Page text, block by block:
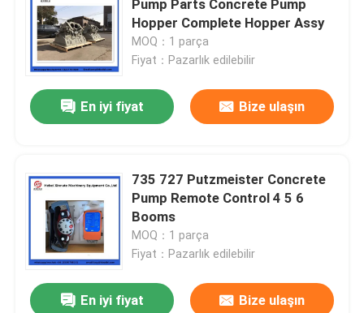
Pump Parts Concrete Pump
Hopper Complete Hopper Assy
MOQ：1 parça
Fiyat：Pazarlık edilebilir
En iyi fiyat Bize ulaşın
735 727 Putzmeister Concrete
Pump Remote Control 4 5 6
Booms
MOQ：1 parça
Fiyat：Pazarlık edilebilir
En iyi fiyat Bize ulaşın